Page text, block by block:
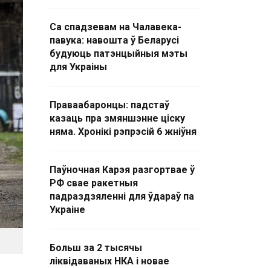
Са спадзевам на Чалавека-
павука: навошта ў Беларусі
будуюць патэнцыйныя мэты
для Украіны
Праваабаронцы: падстаў
казаць пра змяншэнне ціску
няма. Хронікі рэпрэсій 6 жніўня
Паўночная Карэя разгортвае ў
РФ свае ракетныя
падраздзяленні для ўдараў па
Украіне
Больш за 2 тысячы
ліквідаваных НКА і новае